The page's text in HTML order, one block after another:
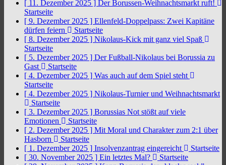
[ 11. Dezember 2025 ] Der Borussen-Weihnachtsmarkt ruft!
Startseite
[ 9. Dezember 2025 ] Ellenfeld-Doppelpass: Zwei Kapitäne
dürfen feiern
Startseite
[ 8. Dezember 2025 ] Nikolaus-Kick mit ganz viel Spaß
Startseite
[ 5. Dezember 2025 ] Der Fußball-Nikolaus bei Borussia zu
Gast
Startseite
[ 4. Dezember 2025 ] Was auch auf dem Spiel steht
Startseite
[ 4. Dezember 2025 ] Nikolaus-Turnier und Weihnachtsmarkt
Startseite
[ 3. Dezember 2025 ] Borussias Not stößt auf viele
Emotionen
Startseite
[ 2. Dezember 2025 ] Mit Moral und Charakter zum 2:1 über
Hasborn
Startseite
[ 1. Dezember 2025 ] Insolvenzantrag eingereicht
Startseite
[ 30. November 2025 ] Ein letztes Mal?
Startseite